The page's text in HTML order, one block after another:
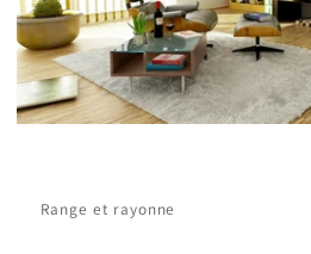
Range et rayonne